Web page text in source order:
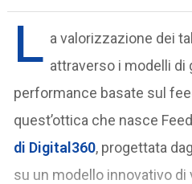
L a valorizzazione dei
attraverso i modelli di
performance basate sul
quest’ottica che nasce
di Digital360, progettata
su un modello innovativo di